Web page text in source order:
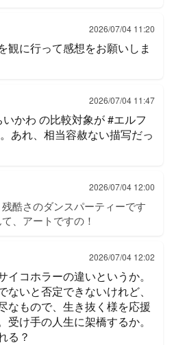
2026/07/04 11:20
観に行って感想をお願いしま
2026/07/04 11:47
かわ の比較対象が #エルフ
あれ、相当容赦ない描写だっ
2026/07/04 12:00
酷さのダンスパーティーです
、アートですの！
2026/07/04 12:02
イコホラーの違いというか。
ないと否定できないけれど、
なもので、生き抜く様を応援
受け手の人生に架橋するか。
る？